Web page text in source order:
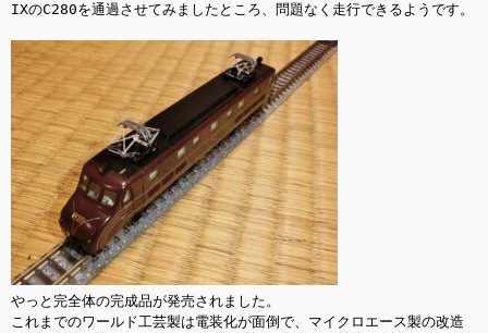
IXのC280を通過させてみましたところ、問題なく走行できるようです。
やっと完全体の完成品が発売されました。
これまでのワールド工芸製は電装化が面倒で、マイクロエース製の改造